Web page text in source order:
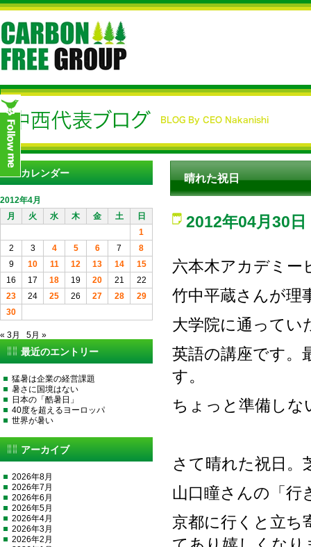
晴れた祝日
2012年04月30日
六本木アカデミー
竹中平蔵さんが理
大学院に通ってい
英語の講座です。
す。
ちょっと準備しな
さて晴れた祝日。
山口瞳さんの「行
京都に行くと立ち
カレンダー
2012年4月
月
火 水 木 金 土
日
1
2
3 4 5 6 7
8
9
10 11 12 13 14
15
16
17 18 19 20 21
22
23
24 25 26 27 28
29
30
« 3月 5月 »
最近のエントリー
猛暑は企業の経営課題
暑さに国境はない
日本の「酷暑日」
40度を超えるヨーロッパ
世界が暑い
アーカイブ
2026年8月
2026年7月
2026年6月
2026年5月
2026年4月
2026年3月
2026年2月